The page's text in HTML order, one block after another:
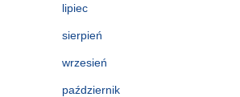
lipiec
sierpień
wrzesień
październik